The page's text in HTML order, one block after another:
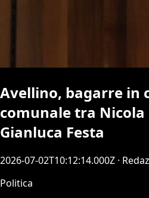
Avellino, bagarre in
comunale tra Nicola
Gianluca Festa
2026-07-02T10:12:14.000Z ·
Politica